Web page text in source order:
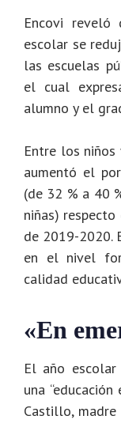
Encovi reveló
escolar se
las escuelas
el cual
alumno y el
Entre los niños
aumentó el
(de 32 % a 40
niñas)
de 2019-2020.
en el nivel
calidad
«En
El año escolar
una
Castillo,